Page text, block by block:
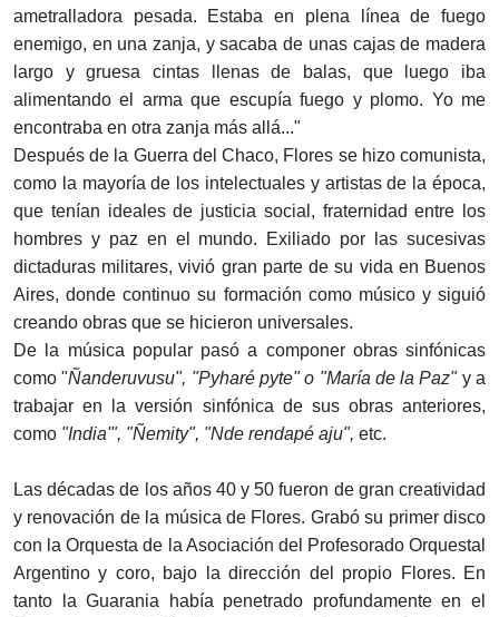
ametralladora pesada. Estaba en plena línea de fuego
enemigo, en una zanja, y sacaba de unas cajas de madera
largo y gruesa cintas llenas de balas, que luego iba
alimentando el arma que escupía fuego y plomo. Yo me
encontraba en otra zanja más allá..."
Después de la Guerra del Chaco, Flores se hizo comunista,
como la mayoría de los intelectuales y artistas de la época,
que tenían ideales de justicia social, fraternidad entre los
hombres y paz en el mundo. Exiliado por las sucesivas
dictaduras militares, vivió gran parte de su vida en Buenos
Aires, donde continuo su formación como músico y siguió
creando obras que se hicieron universales.
De la música popular pasó a componer obras sinfónicas
como "Ñanderuvusu", "Pyharé pyte" o "María de la Paz"y a
trabajar en la versión sinfónica de sus obras anteriores,
como "India'", "Ñemity", "Nde rendapé aju", etc.
Las décadas de los años 40 y 50 fueron de gran creatividad
y renovación de la música de Flores. Grabó su primer disco
con la Orquesta de la Asociación del Profesorado Orquestal
Argentino y coro, bajo la dirección del propio Flores. En
tanto la Guarania había penetrado profundamente en el